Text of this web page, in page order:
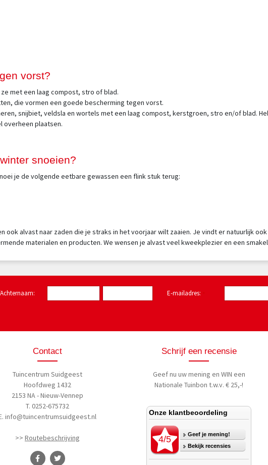
vorst?
met een laag compost, stro of blad.
die vormen een goede bescherming tegen vorst.
snijbiet, veldsla en wortels met een laag compost, kerstgroen, stro en/of blad.
overheen plaatsen.
snoeien?
je de volgende eetbare gewassen een flink stuk terug:
ook alvast naar zaden die je straks in het voorjaar wilt zaaien. Je vindt er natuurlijk
materialen en producten. We wensen je alvast veel kweekplezier en een
E-mailadres:
Contact
Tuincentrum Suidgeest
Hoofdweg 1432
2153 NA - Nieuw-Vennep
T. 0252-675732
info@tuincentrumsuidgeest.nl
>> Routebeschrijving
Schrijf een recensie
Geef nu uw mening en WIN een
Nationale Tuinbon t.w.v. € 25,-!